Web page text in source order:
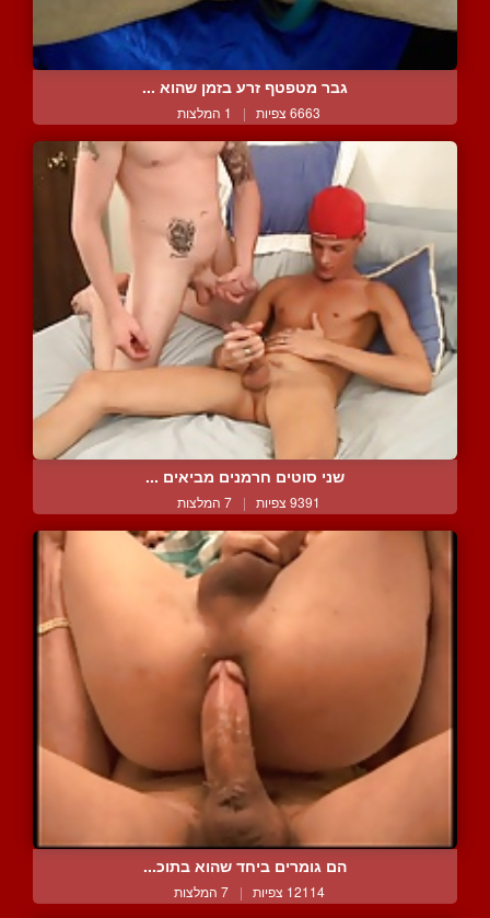
גבר מטפטף זרע בזמן שהוא ...
6663 צפיות | 1 המלצות
שני סוטים חרמנים מביאים ...
9391 צפיות | 7 המלצות
הם גומרים ביחד שהוא בתוכ...
12114 צפיות | 7 המלצות